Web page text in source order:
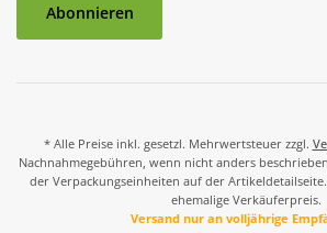
Abonnieren
* Alle Preise inkl. gesetzl. Mehrwertsteuer zzgl.
Nachnahmegebühren, wenn nicht anders
der Verpackungseinheiten auf der Artikeldetailseite.
ehemalige Verkäuferpreis.
Versand nur an volljährige